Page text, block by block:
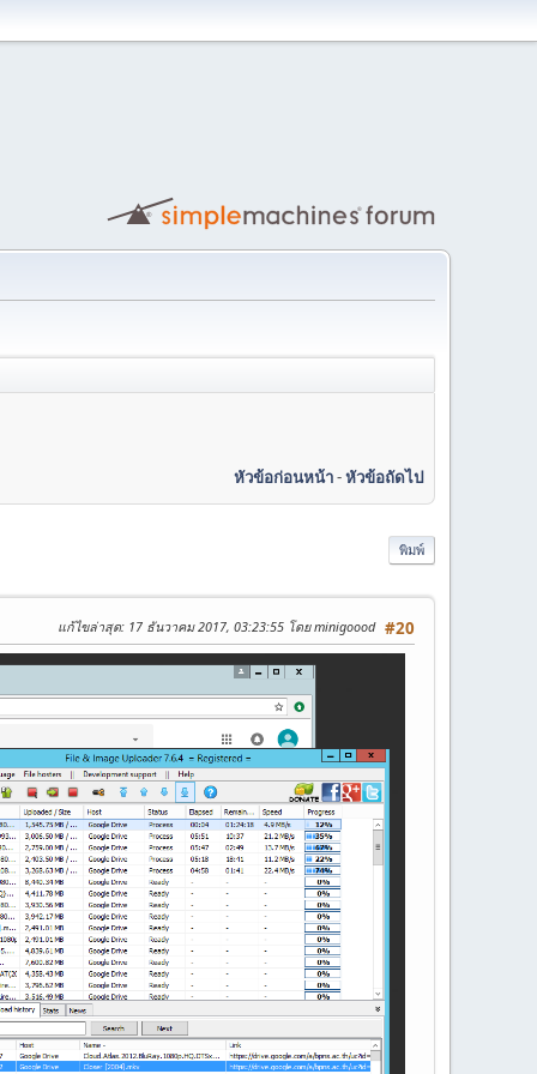
หัวข้อก่อนหน้า-หัวข้อถัดไป
พิมพ์
#20
แก้ไขล่าสุด: 17 ธันวาคม 2017, 03:23:55 โดย minigoood